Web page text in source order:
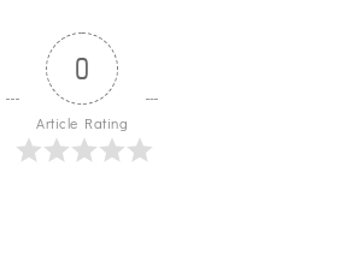
0
Article Rating